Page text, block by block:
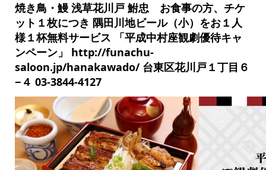
焼き鳥・鰻 浅草花川戸 鮒忠 お食事の方、チケ
ット１枚につき 隅田川地ビール（小）をお１人
様１杯無料サービス 「平成中村座観劇優待キャ
ンペーン」 http://funachu-
saloon.jp/hanakawado/ 台東区花川戸１丁目６
−４ 03-3844-4127